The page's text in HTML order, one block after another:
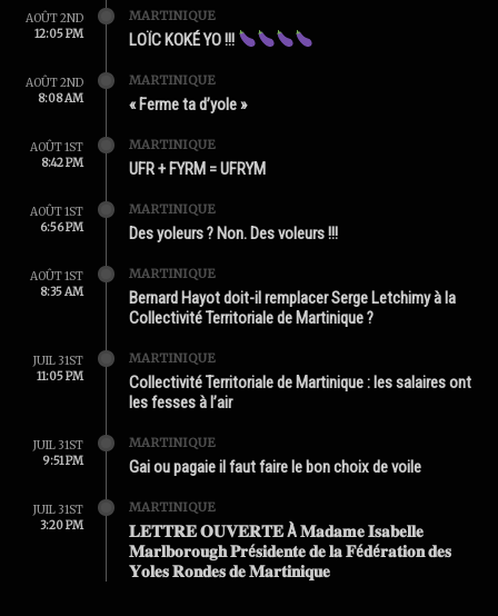
AOÛT 2ND
12:05 PM
MARTINIQUE
LOÏC KOKÉ YO !!!
AOÛT 2ND
8:08 AM
MARTINIQUE
« Ferme ta d’yole »
AOÛT 1ST
8:42 PM
MARTINIQUE
UFR + FYRM = UFRYM
AOÛT 1ST
6:56 PM
MARTINIQUE
Des yoleurs ? Non. Des voleurs !!!
AOÛT 1ST
8:35 AM
MARTINIQUE
Bernard Hayot doit-il remplacer Serge Letchimy à la
Collectivité Territoriale de Martinique ?
JUIL 31ST
11:05 PM
MARTINIQUE
Collectivité Territoriale de Martinique : les salaires ont
les fesses à l’air
JUIL 31ST
9:51 PM
MARTINIQUE
Gai ou pagaie il faut faire le bon choix de voile
JUIL 31ST
3:20 PM
MARTINIQUE
𝐋𝐄𝐓𝐓𝐑𝐄 𝐎𝐔𝐕𝐄𝐑𝐓𝐄 À 𝐌𝐚𝐝𝐚𝐦𝐞 𝐈𝐬𝐚𝐛𝐞𝐥𝐥𝐞
𝐌𝐚𝐫𝐥𝐛𝐨𝐫𝐨𝐮𝐠𝐡 𝐏𝐫é𝐬𝐢𝐝𝐞𝐧𝐭𝐞 𝐝𝐞 𝐥𝐚 𝐅é𝐝é𝐫𝐚𝐭𝐢𝐨𝐧 𝐝𝐞𝐬
𝐘𝐨𝐥𝐞𝐬 𝐑𝐨𝐧𝐝𝐞𝐬 𝐝𝐞 𝐌𝐚𝐫𝐭𝐢𝐧𝐢𝐪𝐮𝐞